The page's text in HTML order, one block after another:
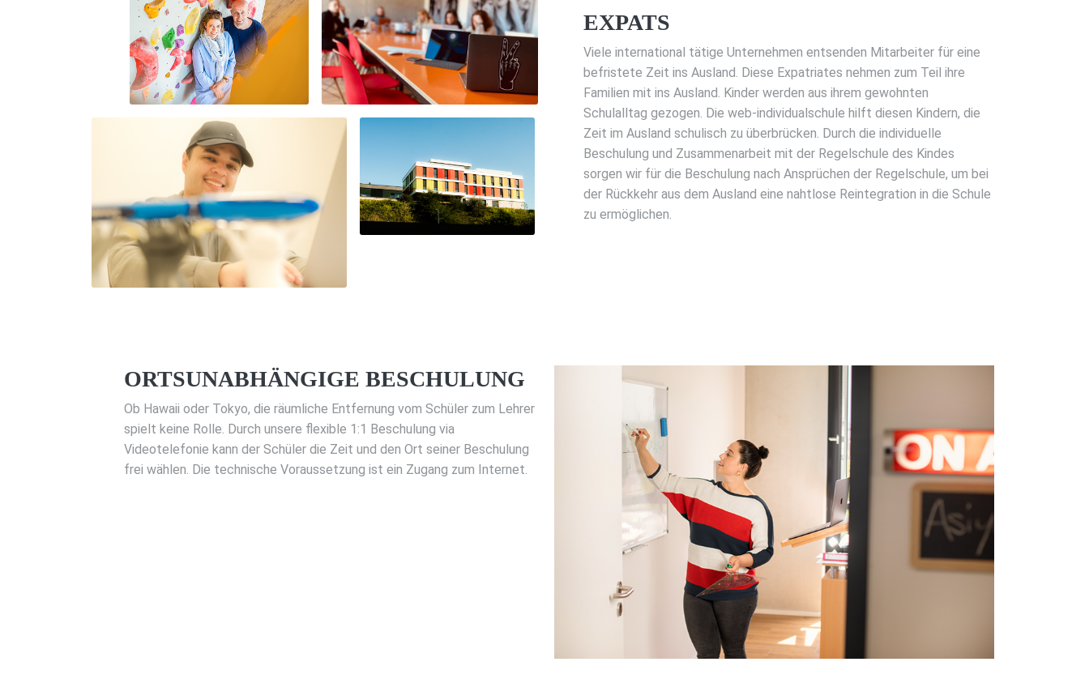
EXPATS
Viele international tätige Unternehmen entsenden Mitarbeiter für eine
befristete Zeit ins Ausland. Diese Expatriates nehmen zum Teil ihre
Familien mit ins Ausland. Kinder werden aus ihrem gewohnten
Schulalltag gezogen. Die web-individualschule hilft diesen Kindern, die
Zeit im Ausland schulisch zu überbrücken. Durch die individuelle
Beschulung und Zusammenarbeit mit der Regelschule des Kindes
sorgen wir für die Beschulung nach Ansprüchen der Regelschule, um bei
der Rückkehr aus dem Ausland eine nahtlose Reintegration in die Schule
zu ermöglichen.
ORTSUNABHÄNGIGE BESCHULUNG
Ob Hawaii oder Tokyo, die räumliche Entfernung vom Schüler zum Lehrer
spielt keine Rolle. Durch unsere flexible 1:1 Beschulung via
Videotelefonie kann der Schüler die Zeit und den Ort seiner Beschulung
frei wählen. Die technische Voraussetzung ist ein Zugang zum Internet.